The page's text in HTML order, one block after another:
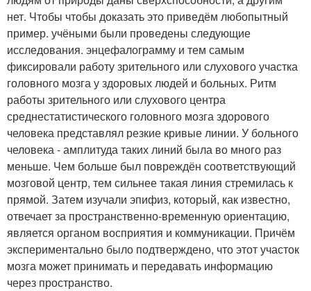
нет. Чтобы чтобы доказать это приведём любопытный
пример. учёными были проведены следующие
исследования. энцефалограмму и тем самым
фиксировали работу зрительного или слухового участка
головного мозга у здоровых людей и больных. Ритм
работы зрительного или слухового центра
среднестатистического головного мозга здорового
человека представлял резкие кривые линии. У больного
человека - амплитуда таких линий была во много раз
меньше. Чем больше был повреждён соответствующий
мозговой центр, тем сильнее такая линия стремилась к
прямой. Затем изучали эпифиз, который, как известно,
отвечает за пространственно-временную ориентацию,
является органом восприятия и коммуникации. Причём
экспериментально было подтверждено, что этот участок
мозга может принимать и передавать информацию
через пространство.